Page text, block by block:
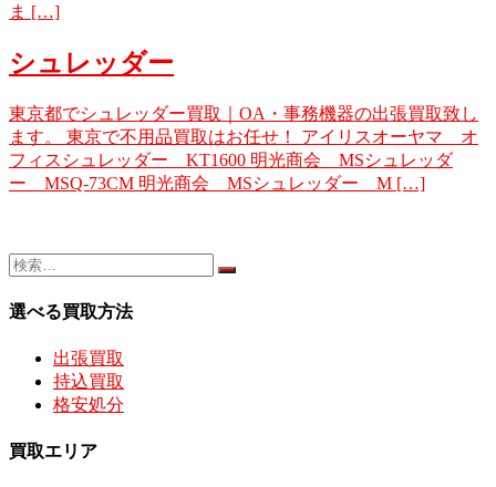
ま […]
シュレッダー
東京都でシュレッダー買取｜OA・事務機器の出張買取致し
ます。 東京で不用品買取はお任せ！ アイリスオーヤマ オ
フィスシュレッダー KT1600 明光商会 MSシュレッダ
ー MSQ-73CM 明光商会 MSシュレッダー M […]
選べる買取方法
出張買取
持込買取
格安処分
買取エリア